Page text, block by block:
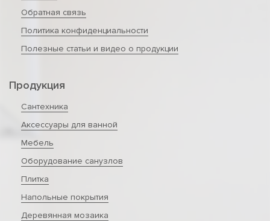
Обратная связь
Политика конфиденциальности
Полезные статьи и видео о продукции
Продукция
Сантехника
Аксессуары для ванной
Мебель
Оборудование санузлов
Плитка
Напольные покрытия
Деревянная мозаика